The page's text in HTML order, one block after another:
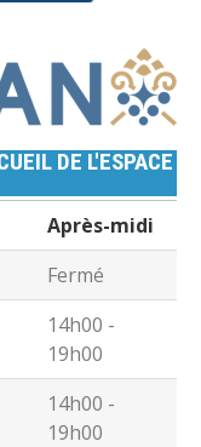
DE L'ESPACE
Après-midi
Fermé
14h00 -
19h00
14h00 -
19h00